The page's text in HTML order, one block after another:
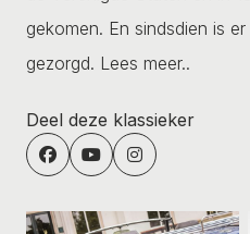
gekomen. En sindsdien is
gezorgd. Lees meer..
Deel deze klassieker